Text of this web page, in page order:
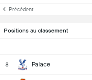
Précédent
Positions au classement
8 Palace